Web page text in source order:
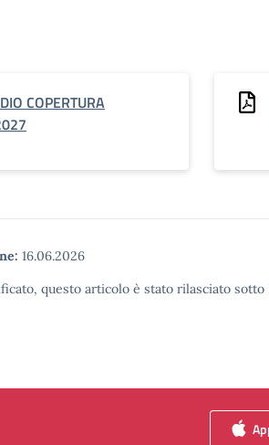
COPERTURA
16.06.2026
questo articolo è stato rilasciato